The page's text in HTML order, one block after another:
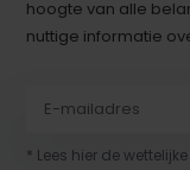
hoogte van alle
nuttige informatie
* Lees hier de